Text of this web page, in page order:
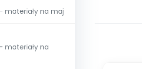
materiały na maj
materiały na